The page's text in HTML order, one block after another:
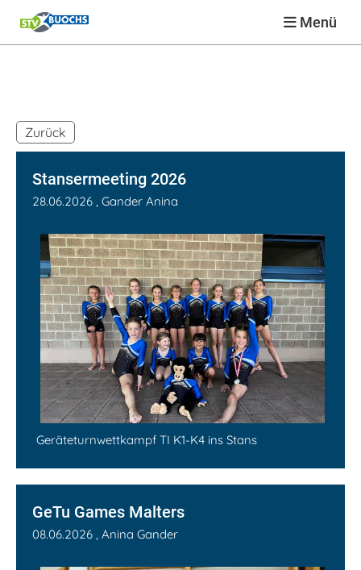
Menü
Zurück
Stansermeeting 2026
28.06.2026 , Gander Anina
Geräteturnwettkampf TI K1-K4 ins Stans
GeTu Games Malters
08.06.2026 , Anina Gander